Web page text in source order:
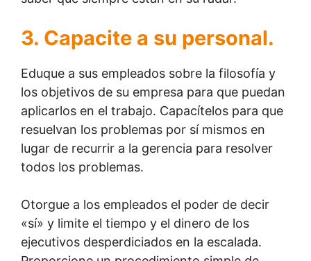
3. Capacite a su personal.
Eduque a sus empleados sobre la filosofía y
los objetivos de su empresa para que puedan
aplicarlos en el trabajo. Capacítelos para que
resuelvan los problemas por sí mismos en
lugar de recurrir a la gerencia para resolver
todos los problemas.
Otorgue a los empleados el poder de decir
«sí» y limite el tiempo y el dinero de los
ejecutivos desperdiciados en la escalada.